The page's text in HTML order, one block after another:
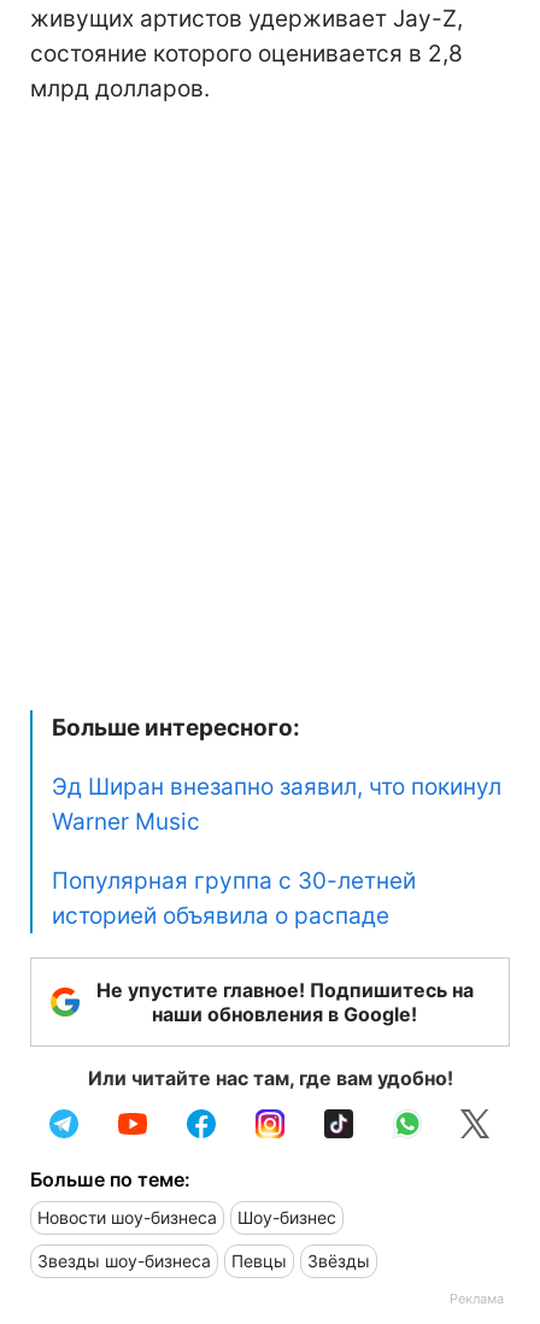
живущих артистов удерживает Jay-Z,
состояние которого оценивается в 2,8
млрд долларов.
Больше интересного:
Эд Ширан внезапно заявил, что покинул
Warner Music
Популярная группа с 30-летней
историей объявила о распаде
Не упустите главное! Подпишитесь на
наши обновления в Google!
Или читайте нас там, где вам удобно!
Больше по теме:
Новости шоу-бизнеса Шоу-бизнес
Звезды шоу-бизнеса Певцы Звёзды